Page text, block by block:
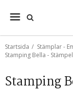
Startsida / Stämplar -
Stamping Bella - Stämpel
Stamping